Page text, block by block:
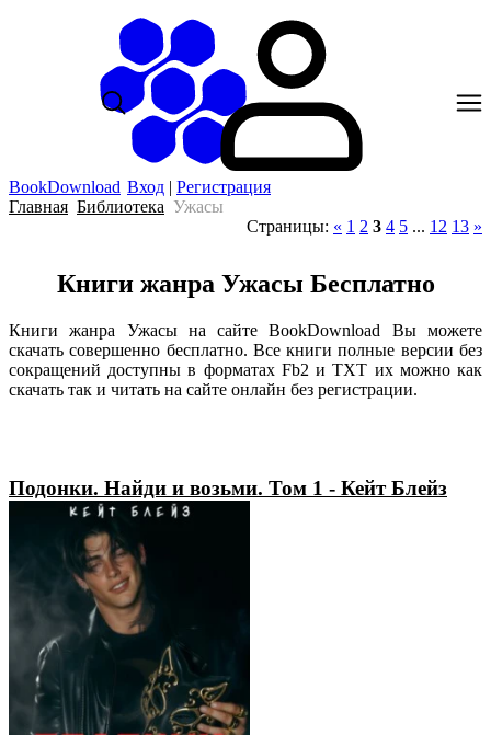
BookDownload Вход | Регистрация
Главная Библиотека Ужасы
Страницы: « 1 2 3 4 5 ... 12 13 »
Книги жанра Ужасы Бесплатно
Книги жанра Ужасы на сайте BookDownload Вы можете
скачать совершенно бесплатно. Все книги полные версии без
сокращений доступны в форматах Fb2 и TXT их можно как
скачать так и читать на сайте онлайн без регистрации.
Подонки. Найди и возьми. Том 1 - Кейт Блейз